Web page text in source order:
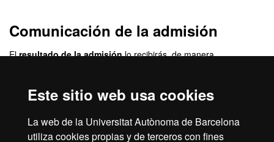
Este sitio web usa cookies
La web de la Universitat Autònoma de Barcelona
utiliza cookies propias y de terceros con fines
Comunicación de la admisión
Elresultado de la admisiónlo recibirás, de manera
tienes que proceder para formalizar la matrícula.
veces, los mensajes pueden entrar como correo basura.